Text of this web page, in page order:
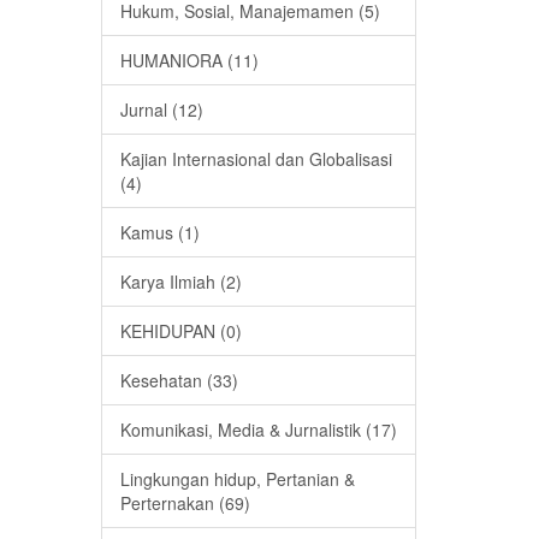
Hukum, Sosial, Manajemamen (5)
HUMANIORA (11)
Jurnal (12)
Kajian Internasional dan Globalisasi
(4)
Kamus (1)
Karya Ilmiah (2)
KEHIDUPAN (0)
Kesehatan (33)
Komunikasi, Media & Jurnalistik (17)
Lingkungan hidup, Pertanian &
Perternakan (69)